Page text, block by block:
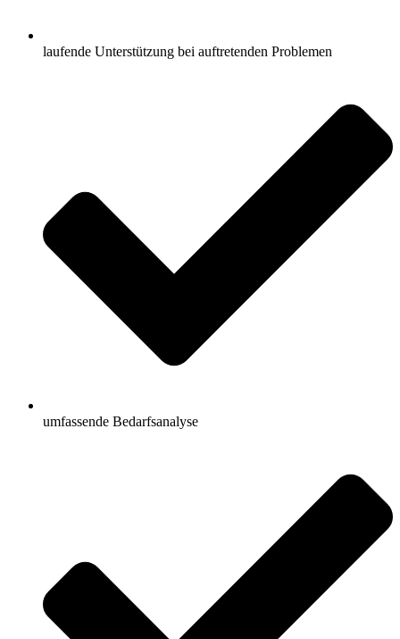
laufende Unterstützung bei auftretenden Problemen
umfassende Bedarfsanalyse